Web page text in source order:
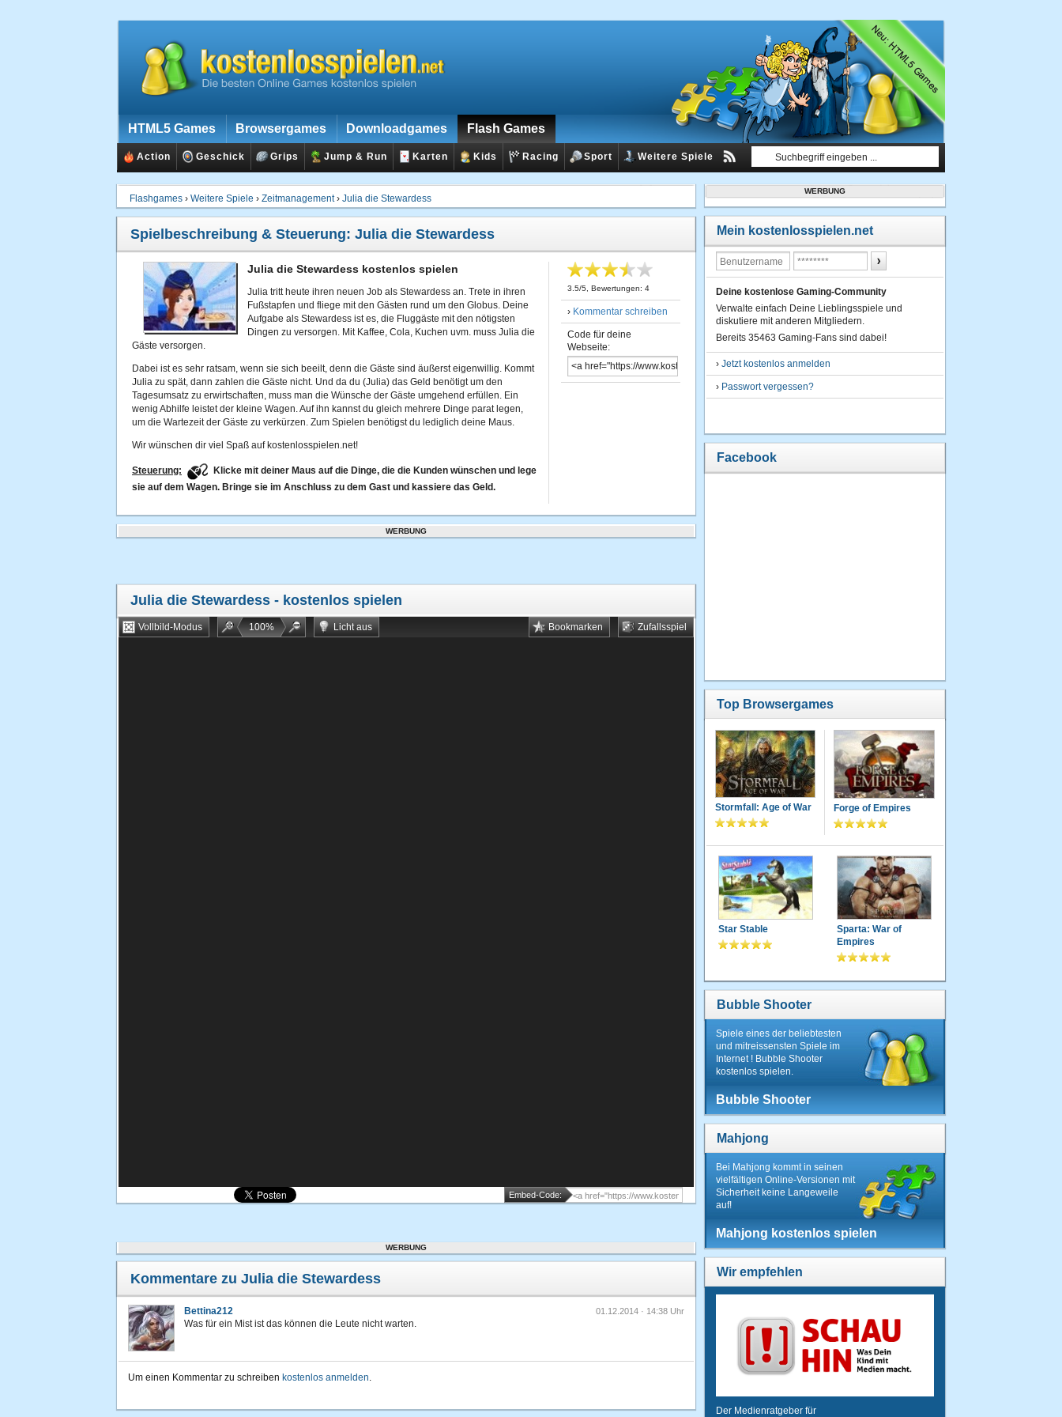
HTML5 Games Browsergames Downloadgames Flash Games
Action Geschick Grips Jump & Run Karten Kids Racing Sport Weitere Spiele
Flashgames › Weitere Spiele › Zeitmanagement› Julia die Stewardess
Spielbeschreibung & Steuerung: Julia die Stewardess
Julia die Stewardess kostenlos spielen
Julia tritt heute ihren neuen Job als Stewardess an. Trete in ihren
Fußstapfen und fliege mit den Gästen rund um den Globus. Deine
Aufgabe als Stewardess ist es, die Fluggäste mit den nötigsten
Dingen zu versorgen. Mit Kaffee, Cola, Kuchen uvm. muss Julia die
Gäste versorgen.
Dabei ist es sehr ratsam, wenn sie sich beeilt, denn die Gäste sind äußerst eigenwillig. Kommt
Julia zu spät, dann zahlen die Gäste nicht. Und da du (Julia) das Geld benötigt um den
Tagesumsatz zu erwirtschaften, muss man die Wünsche der Gäste umgehend erfüllen. Ein
wenig Abhilfe leistet der kleine Wagen. Auf ihn kannst du gleich mehrere Dinge parat legen,
um die Wartezeit der Gäste zu verkürzen. Zum Spielen benötigst du lediglich deine Maus.
Wir wünschen dir viel Spaß auf kostenlosspielen.net!
Steuerung:
Klicke mit deiner Maus auf die Dinge, die die Kunden wünschen und lege
sie auf dem Wagen. Bringe sie im Anschluss zu dem Gast und kassiere das Geld.
3.5/5 , Bewertungen: 4
› Kommentar schreiben
Code für deine
Webseite:
WERBUNG
Julia die Stewardess - kostenlos spielen
Vollbild-Modus 100% Licht aus Zufallsspiel
Bookmarken
Embed-Code:
WERBUNG
Kommentare zu Julia die Stewardess
Bettina212 01.12.2014 · 14:38 Uhr
Was für ein Mist ist das können die Leute nicht warten.
Um einen Kommentar zu schreiben kostenlos anmelden.
WERBUNG
Mein kostenlosspielen.net
Deine kostenlose Gaming-Community
Verwalte einfach Deine Lieblingsspiele und
diskutiere mit anderen Mitgliedern.
Bereits 35463 Gaming-Fans sind dabei!
› Jetzt kostenlos anmelden
› Passwort vergessen?
Facebook
Top Browsergames
Stormfall: Age of War Forge of Empires
Star Stable
Sparta: War of
Empires
Bubble Shooter
Spiele eines der beliebtesten
und mitreissensten Spiele im
Internet ! Bubble Shooter
kostenlos spielen.
Bubble Shooter
Mahjong
Bei Mahjong kommt in seinen
vielfältigen Online-Versionen mit
Sicherheit keine Langeweile
auf!
Mahjong kostenlos spielen
Wir empfehlen
Der Medienratgeber für